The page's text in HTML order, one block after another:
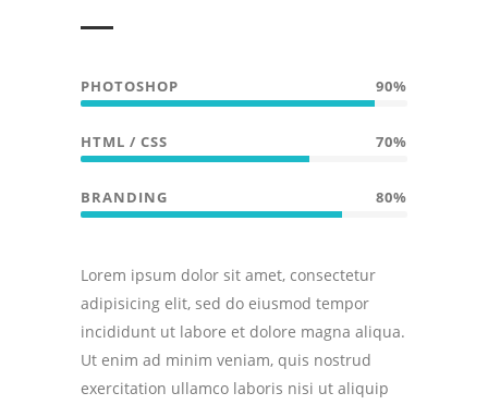
PHOTOSHOP 90%
HTML / CSS 70%
BRANDING 80%
Lorem ipsum dolor sit amet, consectetur
adipisicing elit, sed do eiusmod tempor
incididunt ut labore et dolore magna aliqua.
Ut enim ad minim veniam, quis nostrud
exercitation ullamco laboris nisi ut aliquip